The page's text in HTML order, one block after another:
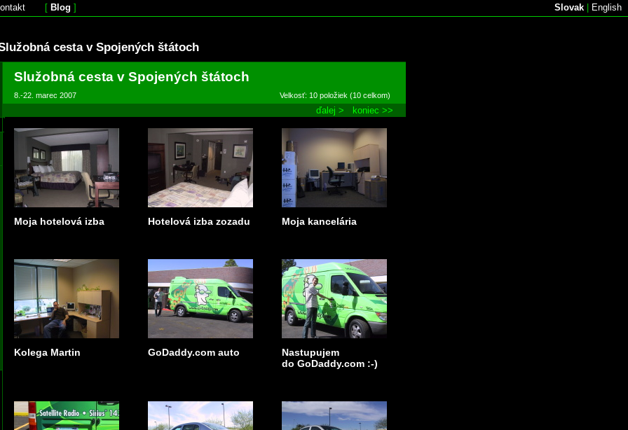
[ Blog ] Slovak English
cesta v Spojených štátoch
Služobná cesta v Spojených štátoch
8.-22. marec 2007 Velkosť: 10 položiek (10 celkom)
ďalej > koniec >>
Moja hotelová izba Hotelová izba zozadu Moja kancelária
Kolega Martin GoDaddy.com auto
Nastupujem
do GoDaddy.com :-)